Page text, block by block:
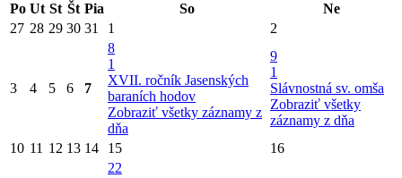
Po Ut St Št Pia So
Ne
27 28 29 30 31 1 2
3 4 5 6 7
8
1
XVII. ročník Jasenských
baraních hodov
Zobraziť všetky záznamy z
dňa
9
1
Slávnostná sv. omša
Zobraziť všetky
záznamy z dňa
10 11 12 13 14 15 16
22